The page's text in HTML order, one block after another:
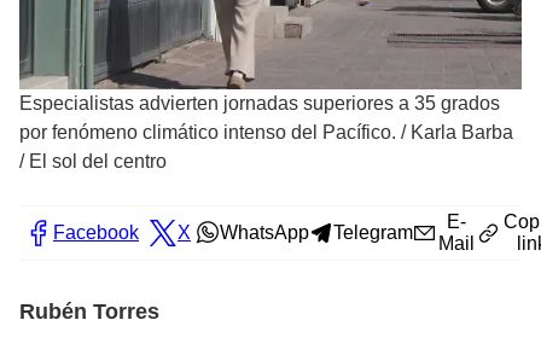
Especialistas advierten jornadas superiores a 35 grados
por fenómeno climático intenso del Pacífico. / Karla Barba
/ El sol del centro
Facebook X WhatsApp Telegram
E-
Mail
Rubén Torres